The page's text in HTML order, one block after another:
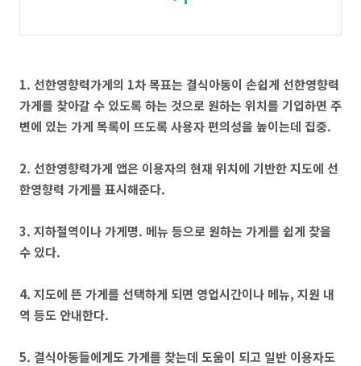
1. 선한영향력가게의 1차 목표는 결식아동이 손쉽게 선한영향력
가게를 찾아갈 수 있도록 하는 것으로 원하는 위치를 기입하면 주
변에 있는 가게 목록이 뜨도록 사용자 편의성을 높이는데 집중.
2. 선한영향력가게 앱은 이용자의 현재 위치에 기반한 지도에 선
한영향력 가게를 표시해준다.
3. 지하철역이나 가게명. 메뉴 등으로 원하는 가게를 쉽게 찾을
수 있다.
4. 지도에 뜬 가게를 선택하게 되면 영업시간이나 메뉴, 지원 내
역 등도 안내한다.
5. 결식아동들에게도 가게를 찾는데 도움이 되고 일반 이용자도